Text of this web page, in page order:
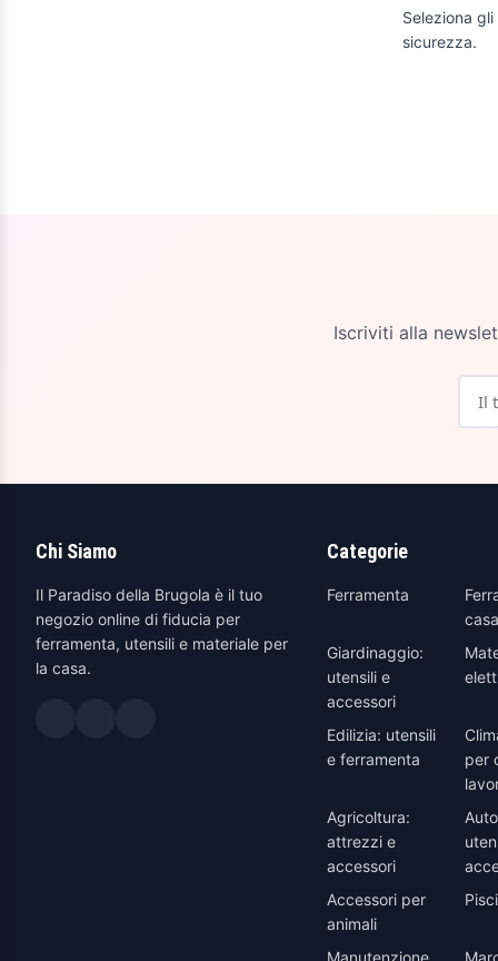
Seleziona
sicurezza.
Iscriviti alla
Chi Siamo
Il Paradiso della Brugola è il tuo
negozio online di fiducia per
ferramenta, utensili e materiale per
la casa.
Categorie
Ferramenta
Giardinaggio:
utensili e
accessori
Edilizia: utensili
e ferramenta
per
Agricoltura:
attrezzi e
accessori
Accessori per
animali
Manutenzione